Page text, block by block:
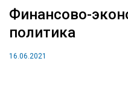
Финансово-
политика
16.06.2021